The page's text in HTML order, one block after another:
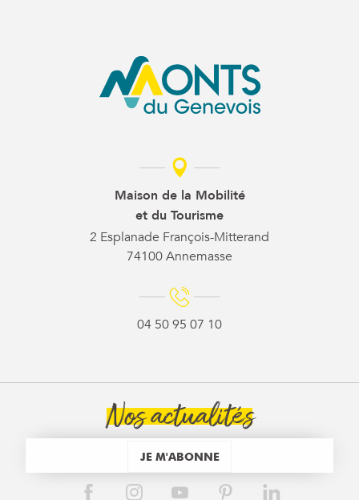
Maison de la Mobilité
et du Tourisme
2 Esplanade François-Mitterand
74100 Annemasse
04 50 95 07 10
Nos actualités
JE M'ABONNE